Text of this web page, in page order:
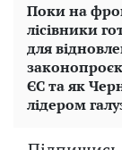
Поки на
лісівники
для
ЄС та як
лідером